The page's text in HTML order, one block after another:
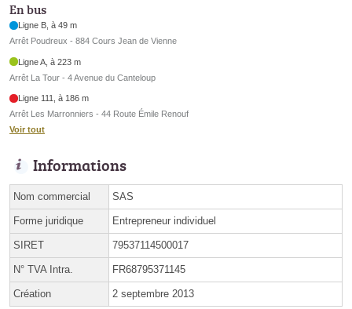
En bus
Ligne B, à 49 m
Arrêt Poudreux - 884 Cours Jean de Vienne
Ligne A, à 223 m
Arrêt La Tour - 4 Avenue du Canteloup
Ligne 111, à 186 m
Arrêt Les Marronniers - 44 Route Émile Renouf
Voir tout
Informations
Nom commercial SAS
Forme juridique Entrepreneur individuel
SIRET 79537114500017
N° TVA Intra. FR68795371145
Création 2 septembre 2013